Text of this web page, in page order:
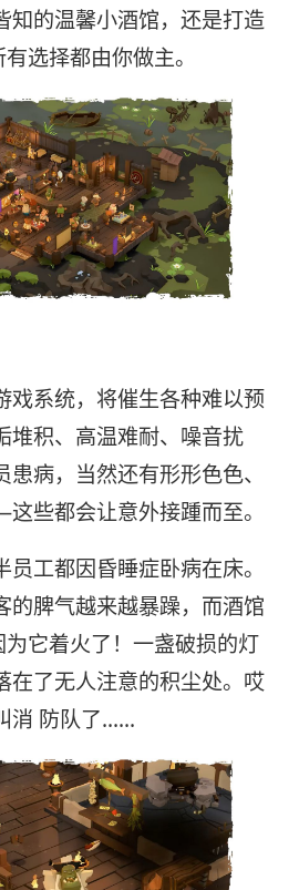
知的温馨小酒馆，还是打造
选择都由你做主。
戏系统，将催生各种难以预
堆积、高温难耐、噪音扰
病，当然还有形形色色、
些都会让意外接踵而至。
工都因昏睡症卧病在床。
的脾气越来越暴躁，而酒馆
它着火了！一盏破损的灯
在了无人注意的积尘处。哎
消 防队了……